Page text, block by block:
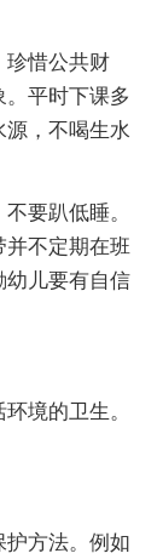
惜公共财
平时下课多
源，不喝生水
要趴低睡。
并不定期在班
幼儿要有自信
境的卫生。
方法。例如